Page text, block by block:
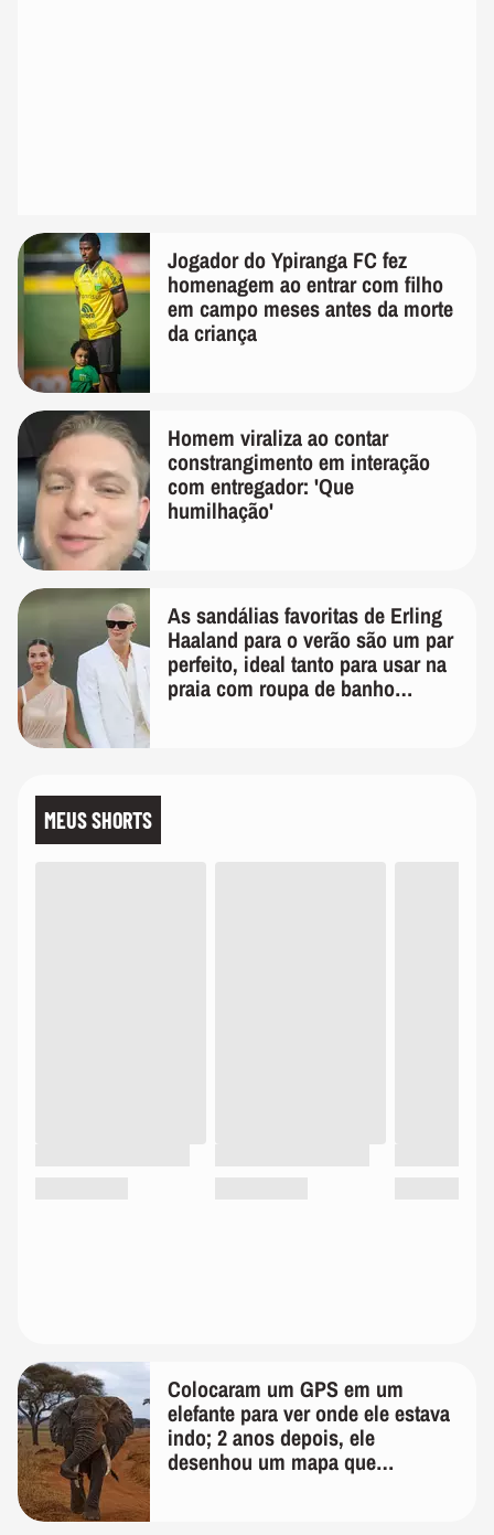
Jogador do Ypiranga FC fez
homenagem ao entrar com filho
em campo meses antes da morte
da criança
Homem viraliza ao contar
constrangimento em interação
com entregador: 'Que
humilhação'
As sandálias favoritas de Erling
Haaland para o verão são um par
perfeito, ideal tanto para usar na
praia com roupa de banho
MEUS SHORTS
Colocaram um GPS em um
elefante para ver onde ele estava
indo; 2 anos depois, ele
desenhou um mapa que